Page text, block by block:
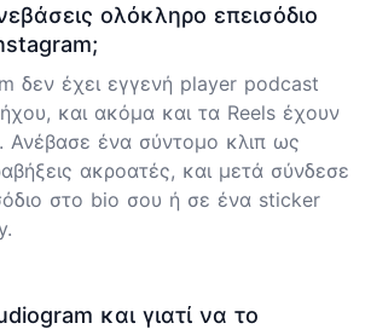
ολόκληρο επεισόδιο
δεν έχει εγγενή player podcast
και ακόμα και τα Reels έχουν
Ανέβασε ένα σύντομο κλιπ ως
ακροατές, και μετά σύνδεσε
στο bio σου ή σε ένα sticker
και γιατί να το